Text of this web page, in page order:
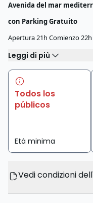
Avenida del mar
con Parking Gratuito
Apertura 21h Comienzo 22h
Leggi di più
Todos los
públicos
Età minima
Vedi condizioni